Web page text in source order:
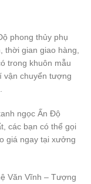
phong thủy phụ
thời gian giao hàng,
trong khuôn mẫu
vận chuyển tượng
ngọc Ấn Độ
các bạn có thể gọi
giá ngay tại xưởng
Văn Vĩnh – Tượng